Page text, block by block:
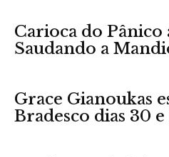
Carioca do Pânico
Saudando a
Grace Gianoukas
Bradesco dias 30 e